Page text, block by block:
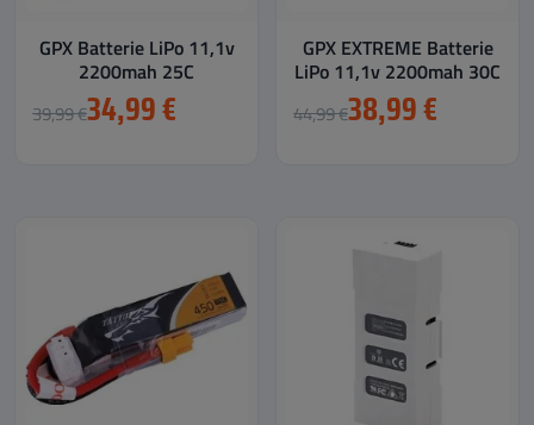
GPX Batterie LiPo 11,1v
2200mah 25C
39,99 €34,99 €
GPX EXTREME Batterie
LiPo 11,1v 2200mah 30C
44,99 €38,99 €